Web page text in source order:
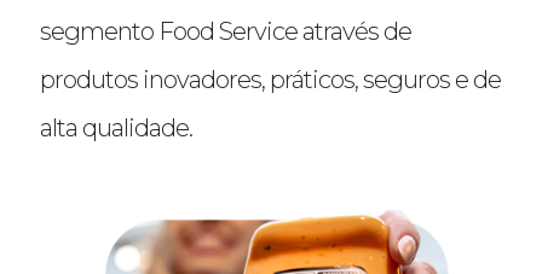
segmento Food Service através de
produtos inovadores, práticos, seguros e de
alta qualidade.